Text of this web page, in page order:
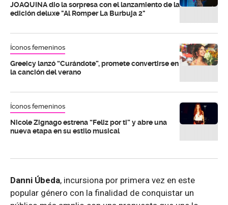
JOAQUINA dio la sorpresa con el lanzamiento de la
edición deluxe "Al Romper La Burbuja 2"
Íconos femeninos
Greeicy lanzó “Curándote”, promete convertirse en
la canción del verano
Íconos femeninos
Nicole Zignago estrena “Feliz por ti” y abre una
nueva etapa en su estilo musical
Danni Úbeda, incursiona por primera vez en este
popular género con la finalidad de conquistar un